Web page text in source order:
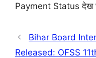
Payment Status देख
Bihar Board
Released: OFSS